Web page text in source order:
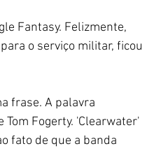
Fantasy. Felizmente,
o serviço militar, ficou
frase. A palavra
Fogerty. 'Clearwater'
fato de que a banda